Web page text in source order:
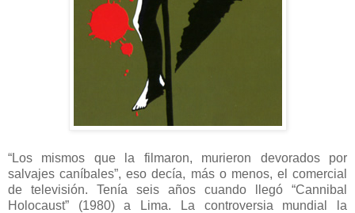
“Los mismos que la filmaron, murieron devorados por
salvajes caníbales”, eso decía, más o menos, el comercial
de televisión. Tenía seis años cuando llegó “Cannibal
Holocaust” (1980) a Lima. La controversia mundial la